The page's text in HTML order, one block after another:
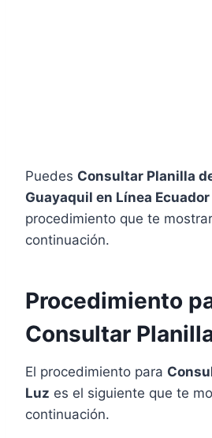
Puedes Consultar Planilla
Guayaquil en Línea Ecuador
procedimiento que te
continuación.
Procedimiento
Consultar
El procedimiento para
Luz es el siguiente que te
continuación.